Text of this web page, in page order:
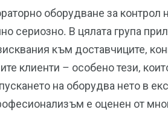
оборудване за контрол
сериозно. В цялата група
към доставчиците,
клиенти – особено тези,
на оборудва нето в
е оценен от